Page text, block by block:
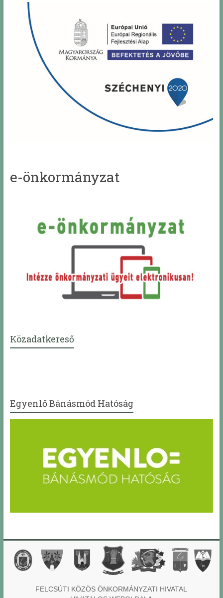
e-önkormányzat
Közadatkereső
Egyenlő Bánásmód Hatóság
FELCSÚTI KÖZÖS ÖNKORMÁNYZATI HIVATAL